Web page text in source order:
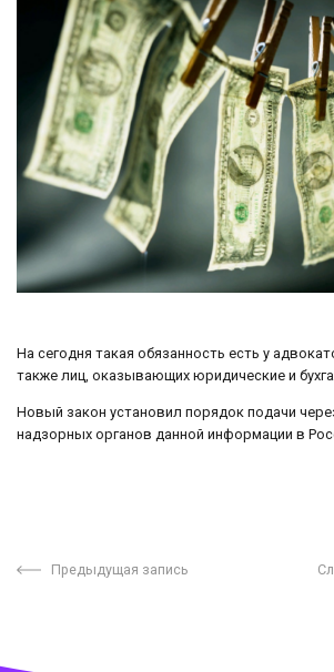
На сегодня такая обязанность есть у
также лиц, оказывающих юридические и
Новый закон установил порядок подачи
надзорных органов данной информации в
Предыдущая запись